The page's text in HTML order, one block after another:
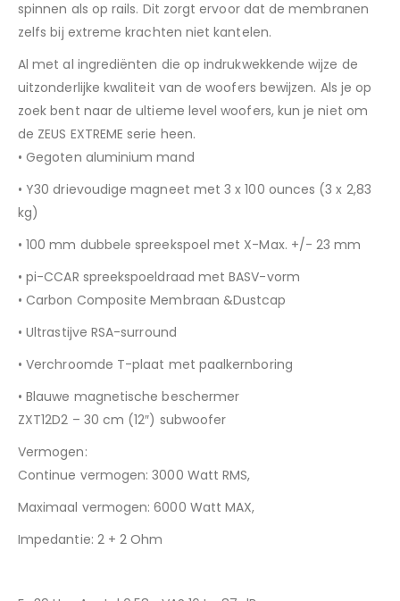
spinnen als op rails. Dit zorgt ervoor dat de membranen
zelfs bij extreme krachten niet kantelen.
Al met al ingrediënten die op indrukwekkende wijze de
uitzonderlijke kwaliteit van de woofers bewijzen. Als je op
zoek bent naar de ultieme level woofers, kun je niet om
de ZEUS EXTREME serie heen.
• Gegoten aluminium mand
• Y30 drievoudige magneet met 3 x 100 ounces (3 x 2,83
kg)
• 100 mm dubbele spreekspoel met X-Max. +/- 23 mm
• pi-CCAR spreekspoeldraad met BASV-vorm
• Carbon Composite Membraan &Dustcap
• Ultrastijve RSA-surround
• Verchroomde T-plaat met paalkernboring
• Blauwe magnetische beschermer
ZXT12D2 – 30 cm (12″) subwoofer
Vermogen:
Continue vermogen: 3000 Watt RMS,
Maximaal vermogen: 6000 Watt MAX,
Impedantie: 2 + 2 Ohm